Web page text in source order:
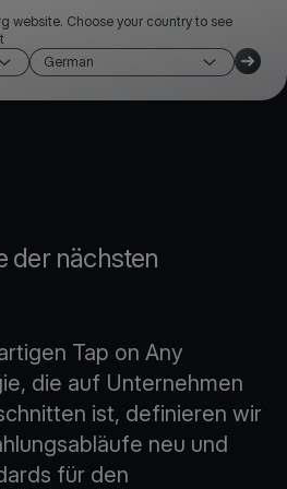
website. Choose your country to see
German
der nächsten
Tap on Any
die auf Unternehmen
ist, definieren wir
neu und
für den